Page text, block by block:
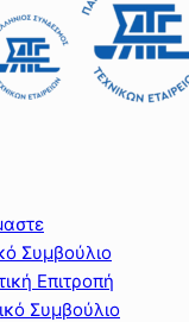
Συμβούλιο
Επιτροπή
Συμβούλιο